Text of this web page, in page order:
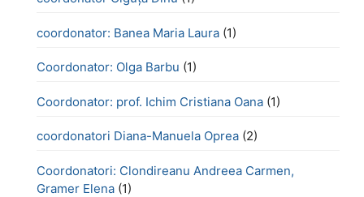
coordonator: Banea Maria Laura (1)
Coordonator: Olga Barbu (1)
Coordonator: prof. Ichim Cristiana Oana (1)
coordonatori Diana-Manuela Oprea (2)
Coordonatori: Clondireanu Andreea Carmen,
Gramer Elena (1)